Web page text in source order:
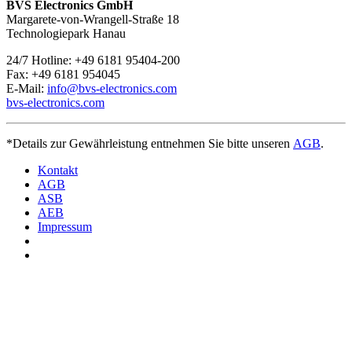
95404-200.
BVS Electronics GmbH
Margarete-von-Wrangell-Straße 18
Technologiepark Hanau
24/7 Hotline: +49 6181 95404-200
Fax: +49 6181 954045
E-Mail: info@bvs-electronics.com
bvs-electronics.com
*Details zur Gewährleistung entnehmen Sie bitte unseren AGB.
Kontakt
AGB
ASB
AEB
Impressum